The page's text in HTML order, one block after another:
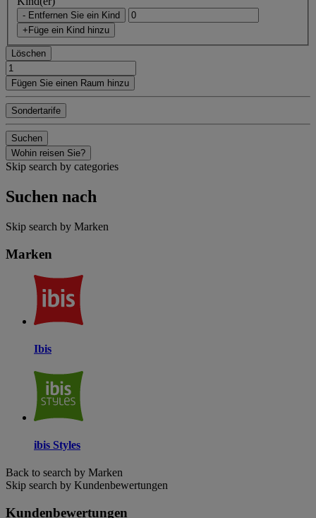
- Entfernen Sie ein Kind
+Füge ein Kind hinzu
Löschen
Fügen Sie einen Raum hinzu
Sondertarife
Suchen
Wohin reisen Sie?
Skip search by categories
Suchen nach
Skip search by Marken
Marken
Ibis
ibis Styles
Back to search by Marken
Skip search by Kundenbewertungen
Kundenbewertungen